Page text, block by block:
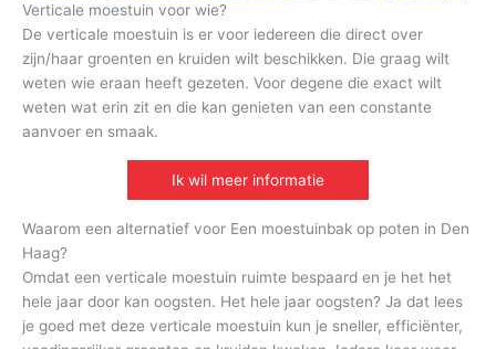
Verticale moestuin voor wie?
De verticale moestuin is er voor iedereen die direct over
zijn/haar groenten en kruiden wilt beschikken. Die graag wilt
weten wie eraan heeft gezeten. Voor degene die exact wilt
weten wat erin zit en die kan genieten van een constante
aanvoer en smaak.
Ik wil meer informatie
Waarom een alternatief voor Een moestuinbak op poten in Den
Haag?
Omdat een verticale moestuin ruimte bespaard en je het het
hele jaar door kan oogsten. Het hele jaar oogsten? Ja dat lees
je goed met deze verticale moestuin kun je sneller, efficiënter,